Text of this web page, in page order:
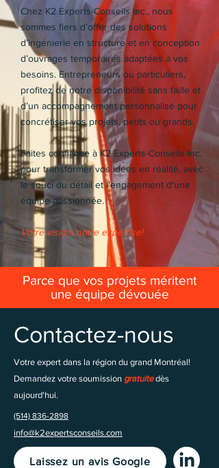
Chez K2 Experts-Conseils Inc., nous
sommes fiers d’offrir des solutions
d’ingénierie en structure et en conception
d’ouvrages temporaires adaptées à vos
besoins. Entrepreneurs ou particuliers,
profitez de notre disponibilité sans faille et
d’un accompagnement personnalisé pour
concrétiser vos projets, petits ou grands.
Faites confiance à K2 Experts-Conseils Inc.
pour transformer vos idées en réalité, avec
le souci du détail et l'engagement d'une
équipe passionnée.
Votre vision, notre expertise!
Parce que vos projets méritent
une équipe dévouée
Contactez-nous
Votre expert dans la région du grand Montréal!
Demandez votre soumission gratuitedès
aujourd'hui.
(514) 836-2898
info@k2expertsconseils.com
Laissez un avis Google